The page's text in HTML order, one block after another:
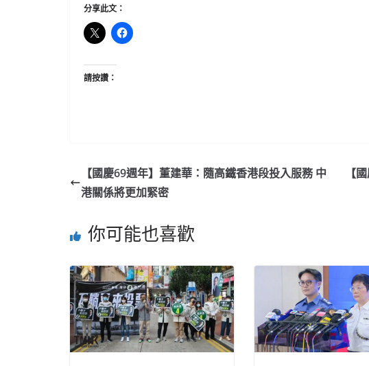
分享此文：
請按讚：
【國慶69週年】董建華：隨高鐵香港段投入服務 中
港關係將更加緊密
【
你可能也喜歡